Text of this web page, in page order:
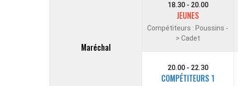
Maréchal
18.30 - 20.00
JEUNES
Compétiteurs : Poussins -
> Cadet
20.00 - 22.30
COMPÉTITEURS 1